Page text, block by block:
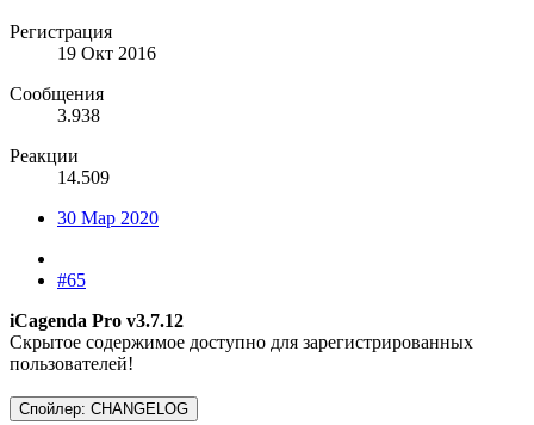
Регистрация
19 Окт 2016
Сообщения
3.938
Реакции
14.509
30 Мар 2020
#65
iCagenda Pro v3.7.12
Скрытое содержимое доступно для зарегистрированных
пользователей!
Спойлер: CHANGELOG